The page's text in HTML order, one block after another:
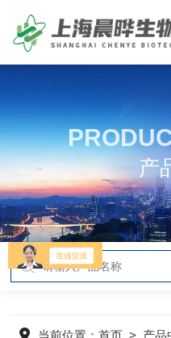
产
当前位置：首页 > 产品